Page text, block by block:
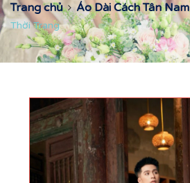
Trang chủ Áo Dài Cách Tân Nam
Thời Trang